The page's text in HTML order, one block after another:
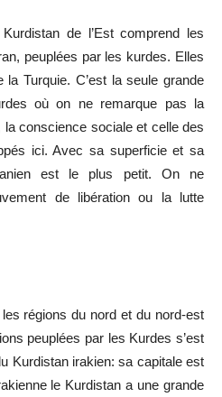
de l’Est comprend les
peuplées par les kurdes. Elles
la Turquie. C’est la seule grande
où on ne remarque pas la
la conscience sociale et celle des
ici. Avec sa superficie et sa
est le plus petit. On ne
de libération ou la lutte
régions du nord et du nord-est
peuplées par les Kurdes s’est
Kurdistan irakien: sa capitale est
le Kurdistan a une grande